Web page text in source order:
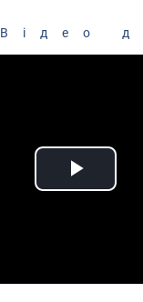
Відео
Play